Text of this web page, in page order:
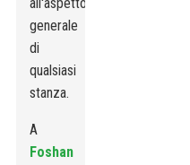
generale
di
qualsiasi
stanza.
A
Foshan